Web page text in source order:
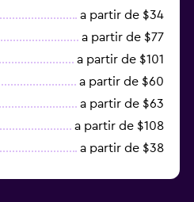
a partir de $34
a partir de $77
a partir de $101
a partir de $60
a partir de $63
a partir de $108
a partir de $38